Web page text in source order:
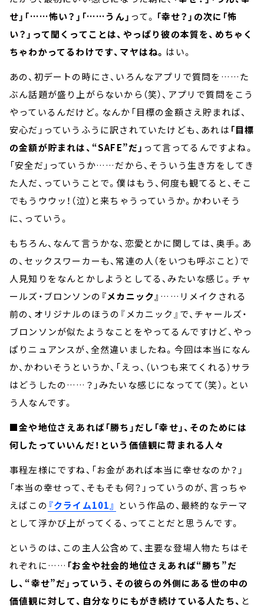
せ」「……怖い？」「……うん」 って。 「幸せ？」の次に「怖
い？」って聞くってことは、やっぱり彼の本質を、めちゃく
ちゃわかってるわけです、マヤはね。 はい。
あの、初デートの時にさ、いろんなアプリで質問を……た
ぶん話題が盛り上がらないから（笑）、アプリで質問をこう
やっているんだけど。なんか「目標の金額さえ貯まれば、
安心だ」っていうふうに訳されていたけども、あれは 「目標
の金額が貯まれは、“SAFE”だ」 って言ってるんですよね。
「安全だ」っていうか……だから、そういう生き方をしてき
た人だ、っていうことで。僕はもう、何度も観てると、そこ
でもうウウッ！（泣）と来ちゃうっていうか。かわいそう
に、っていう。
もちろん、なんて言うかな、恋愛とかに関しては、奥手。あ
の、セックスワーカーも、常連の人（をいつも呼ぶこと）で
人見知りをなんとかしようとしてる、みたいな感じ。チャ
ールズ・ブロンソンの 『メカニック』 ……リメイクされる
前の、オリジナルのほうの『メカニック』で、チャールズ・
ブロンソンが似たようなことをやってるんですけど、やっ
ぱりニュアンスが、全然違いましたね。今回は本当になん
か、かわいそうというか、「えっ、（いつも来てくれる）サラ
はどうしたの……？」みたいな感じになってて（笑）。とい
う人なんです。
■金や地位さえあれば「勝ち」だし「幸せ」、そのためには
何したっていいんだ！という価値観に苛まれる人々
事程左様にですね、「お金があれば本当に幸せなのか？」
「本当の幸せって、そもそも何？」っていうのが、言っちゃ
えばこの 『クライム101』 という作品の、最終的なテーマ
として浮かび上がってくる、ってことだと思うんです。
というのは、この主人公含めて、主要な登場人物たちはそ
れぞれに…… 「お金や社会的地位さえあれば“勝ち”だ
し、“幸せ”だ」っていう、その彼らの外側にある世の中の
価値観に対して、自分なりにもがき続けている人たち、 と